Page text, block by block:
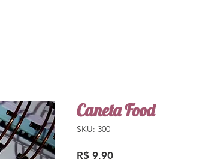
Caneta Food
SKU: 300
R$ 9,90Preço